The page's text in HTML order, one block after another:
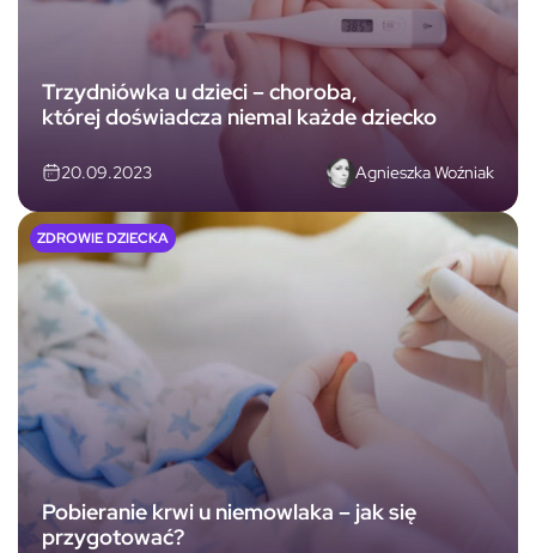
Trzydniówka u dzieci – choroba,
której doświadcza niemal każde dziecko
20.09.2023 Agnieszka Woźniak
Pobieranie krwi u niemowlaka – jak się
przygotować?
ZDROWIE DZIECKA